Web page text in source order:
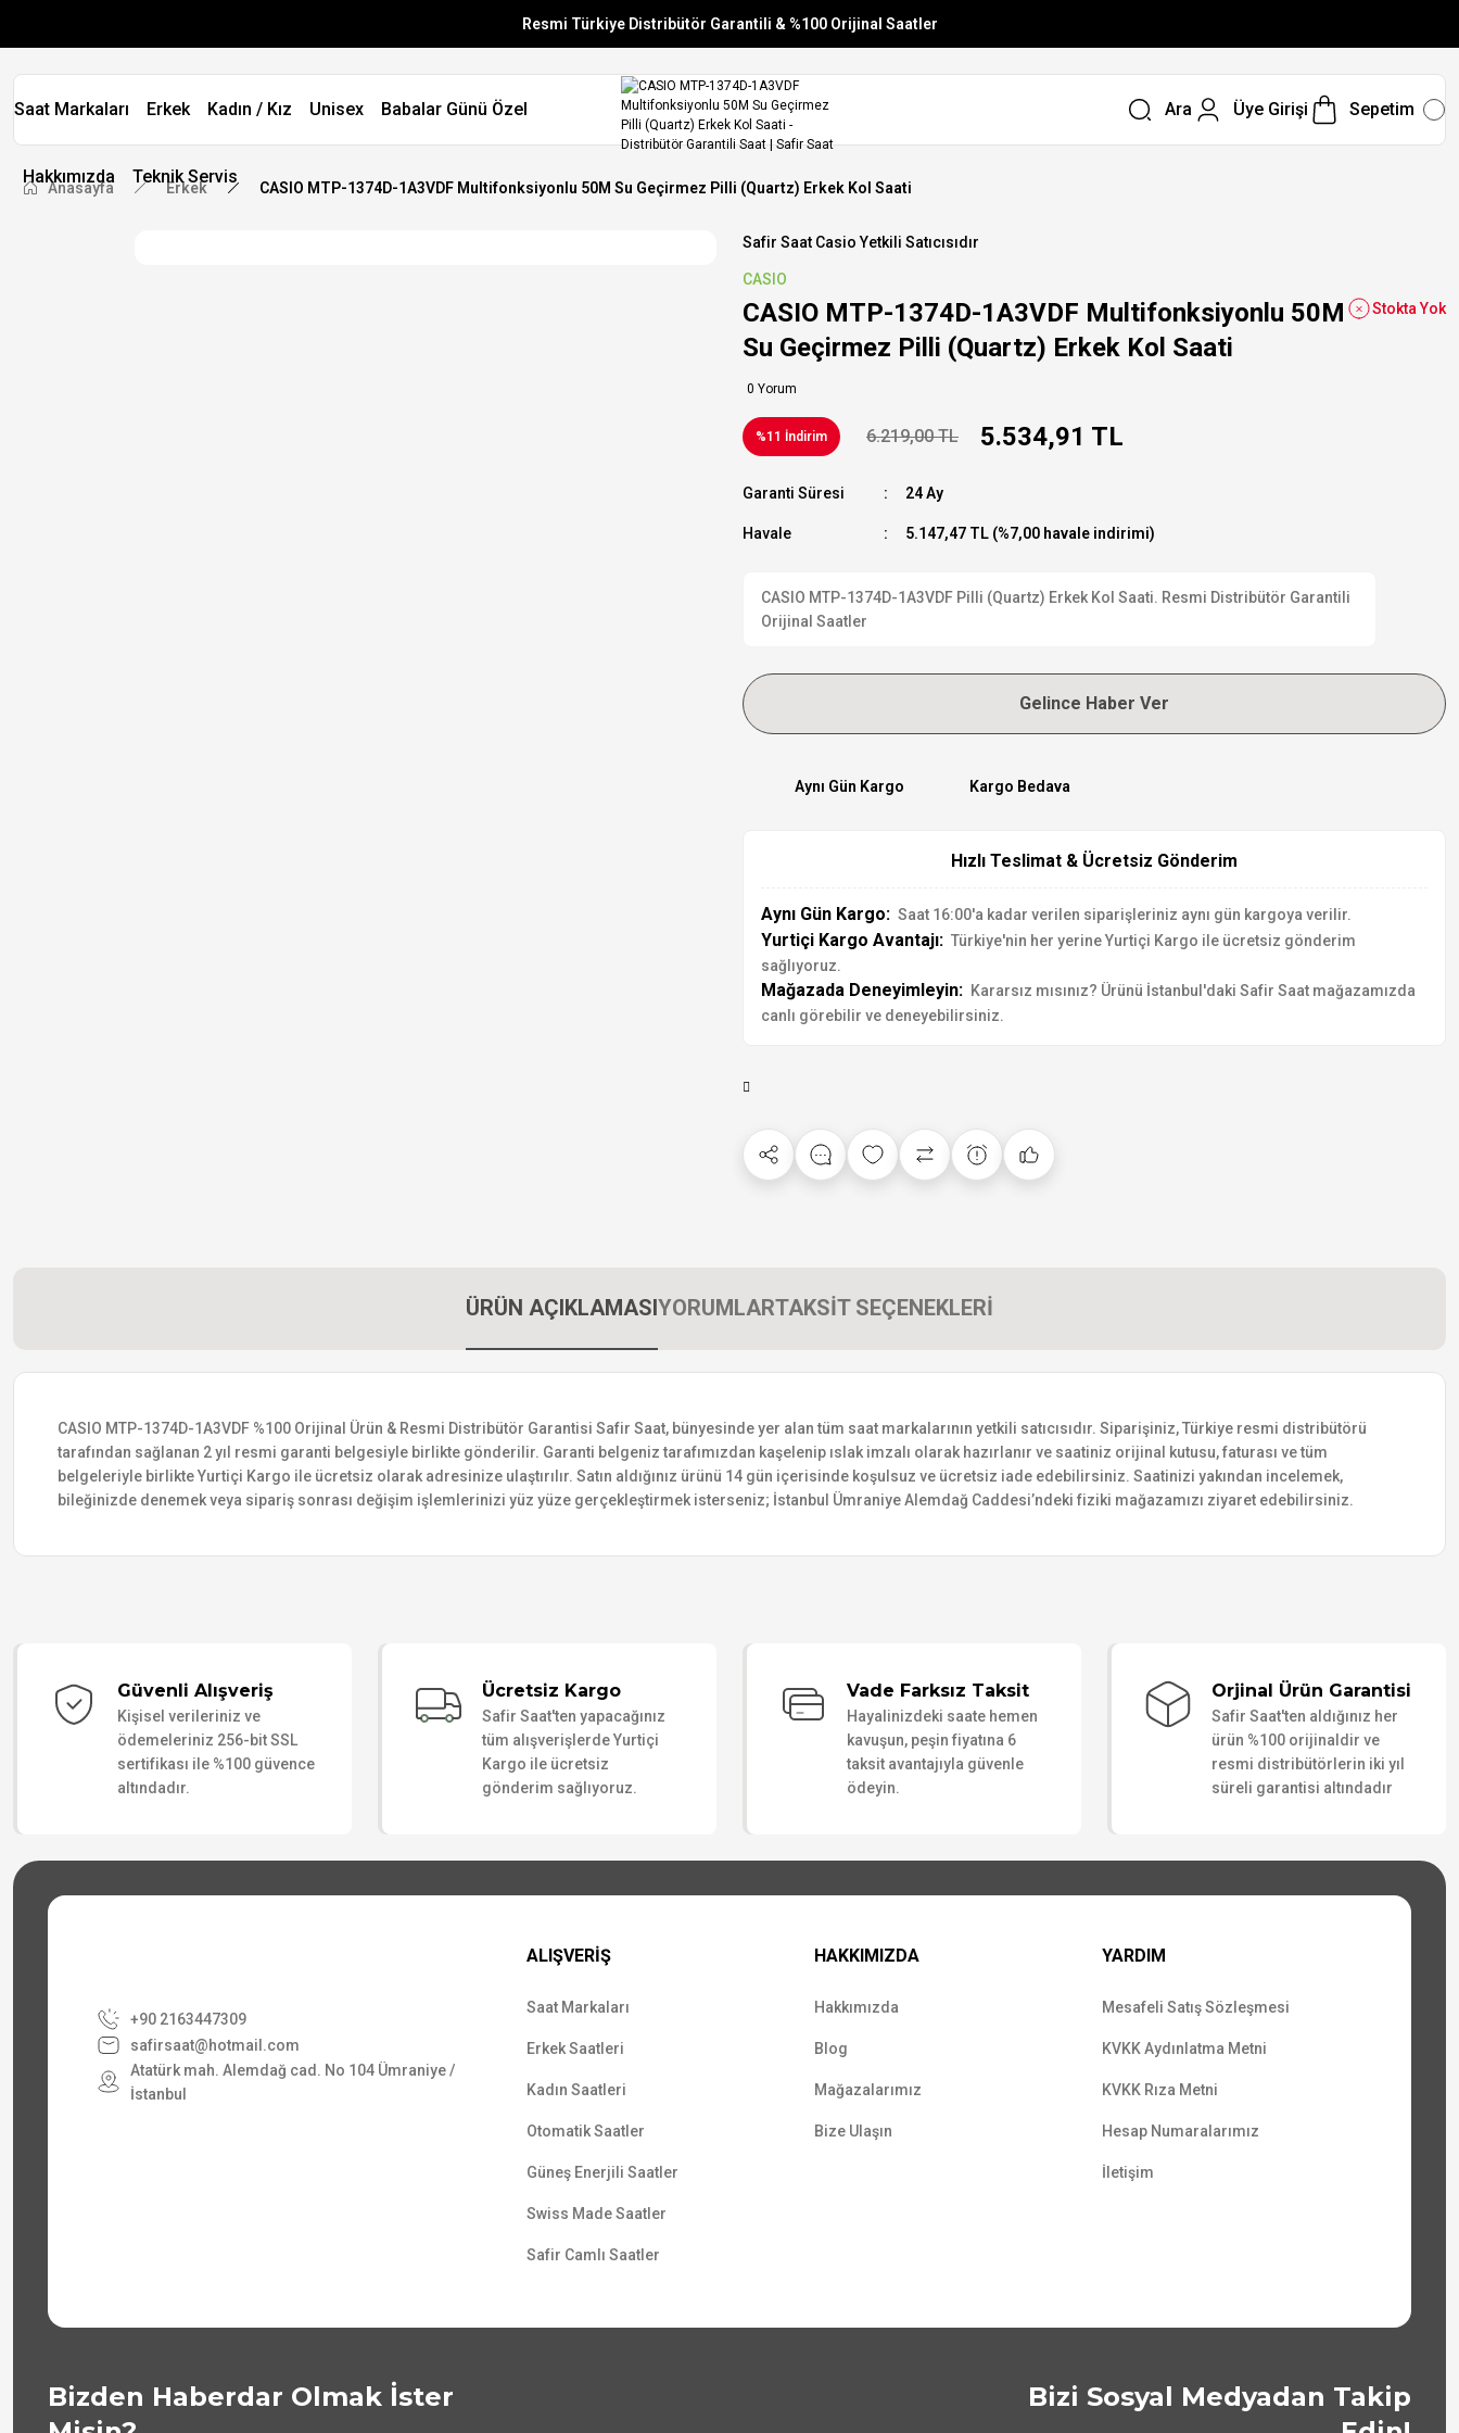
Resmi Türkiye Distribütör Garantili & %100 Orijinal Saatler
Vade Farksız 6 Taksit
Aynı Gün Stoktan Gönderim
Saat Markaları Erkek Kadın / Kız Unisex Babalar Günü Özel
Hakkımızda Teknik Servis
Ara Üye Girişi Sepetim
Anasayfa Erkek CASIO MTP-1374D-1A3VDF Multifonksiyonlu 50M Su Geçirmez Pilli (Quartz) Erkek Kol Saati
Safir Saat Casio Yetkili Satıcısıdır
CASIO
CASIO MTP-1374D-1A3VDF Multifonksiyonlu 50M
Su Geçirmez Pilli (Quartz) Erkek Kol Saati
0 Yorum
Stokta Yok
%11 İndirim 6.219,00 TL 5.534,91 TL
Garanti Süresi 24 Ay
Havale 5.147,47 TL (%7,00 havale indirimi)
CASIO MTP-1374D-1A3VDF Pilli (Quartz) Erkek Kol Saati. Resmi Distribütör Garantili
Orijinal Saatler
Gelince Haber Ver
Aynı Gün Kargo Kargo Bedava
Hızlı Teslimat & Ücretsiz Gönderim
Aynı Gün Kargo: Saat 16:00'a kadar verilen siparişleriniz aynı gün kargoya verilir.
Yurtiçi Kargo Avantajı: Türkiye'nin her yerine Yurtiçi Kargo ile ücretsiz gönderim
sağlıyoruz.
Mağazada Deneyimleyin: Kararsız mısınız? Ürünü İstanbul'daki Safir Saat mağazamızda
canlı görebilir ve deneyebilirsiniz.
ÜRÜN AÇIKLAMASIYORUMLARTAKSİT SEÇENEKLERİ
CASIO MTP-1374D-1A3VDF %100 Orijinal Ürün & Resmi Distribütör Garantisi Safir Saat, bünyesinde yer alan tüm saat markalarının yetkili satıcısıdır. Siparişiniz, Türkiye resmi distribütörü
tarafından sağlanan 2 yıl resmi garanti belgesiyle birlikte gönderilir. Garanti belgeniz tarafımızdan kaşelenip ıslak imzalı olarak hazırlanır ve saatiniz orijinal kutusu, faturası ve tüm
belgeleriyle birlikte Yurtiçi Kargo ile ücretsiz olarak adresinize ulaştırılır. Satın aldığınız ürünü 14 gün içerisinde koşulsuz ve ücretsiz iade edebilirsiniz. Saatinizi yakından incelemek,
bileğinizde denemek veya sipariş sonrası değişim işlemlerinizi yüz yüze gerçekleştirmek isterseniz; İstanbul Ümraniye Alemdağ Caddesi’ndeki fiziki mağazamızı ziyaret edebilirsiniz.
Güvenli Alışveriş
Kişisel verileriniz ve
ödemeleriniz 256-bit SSL
sertifikası ile %100 güvence
altındadır.
Ücretsiz Kargo
Safir Saat'ten yapacağınız
tüm alışverişlerde Yurtiçi
Kargo ile ücretsiz
gönderim sağlıyoruz.
Vade Farksız Taksit
Hayalinizdeki saate hemen
kavuşun, peşin fiyatına 6
taksit avantajıyla güvenle
ödeyin.
Orjinal Ürün Garantisi
Safir Saat'ten aldığınız her
ürün %100 orijinaldir ve
resmi distribütörlerin iki yıl
süreli garantisi altındadır
+90 2163447309
safirsaat@hotmail.com
Atatürk mah. Alemdağ cad. No 104 Ümraniye /
İstanbul
ALIŞVERİŞ
Saat Markaları
Erkek Saatleri
Kadın Saatleri
Otomatik Saatler
Güneş Enerjili Saatler
Swiss Made Saatler
Safir Camlı Saatler
HAKKIMIZDA
Hakkımızda
Blog
Mağazalarımız
Bize Ulaşın
YARDIM
Mesafeli Satış Sözleşmesi
KVKK Aydınlatma Metni
KVKK Rıza Metni
Hesap Numaralarımız
İletişim
Bizden Haberdar Olmak İster
Bizi Sosyal Medyadan Takip